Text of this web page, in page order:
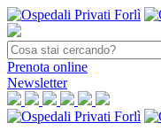
Prenota online
Newsletter